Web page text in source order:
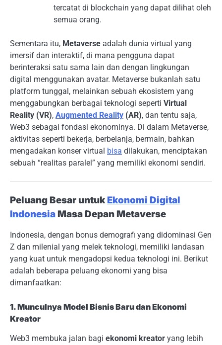
tercatat di blockchain yang dapat dilihat oleh
semua orang.
Sementara itu, Metaverse adalah dunia virtual yang
imersif dan interaktif, di mana pengguna dapat
berinteraksi satu sama lain dan dengan lingkungan
digital menggunakan avatar. Metaverse bukanlah satu
platform tunggal, melainkan sebuah ekosistem yang
menggabungkan berbagai teknologi seperti Virtual
Reality (VR), Augmented Reality (AR), dan tentu saja,
Web3 sebagai fondasi ekonominya. Di dalam Metaverse,
aktivitas seperti bekerja, berbelanja, bermain, bahkan
mengadakan konser virtual bisa dilakukan, menciptakan
sebuah “realitas paralel” yang memiliki ekonomi sendiri.
Peluang Besar untukEkonomi Digital
IndonesiaMasa Depan Metaverse
Indonesia, dengan bonus demografi yang didominasi Gen
Z dan milenial yang melek teknologi, memiliki landasan
yang kuat untuk mengadopsi kedua teknologi ini. Berikut
adalah beberapa peluang ekonomi yang bisa
dimanfaatkan:
1. Munculnya Model Bisnis Baru dan Ekonomi
Kreator
Web3 membuka jalan bagi ekonomi kreator yang lebih